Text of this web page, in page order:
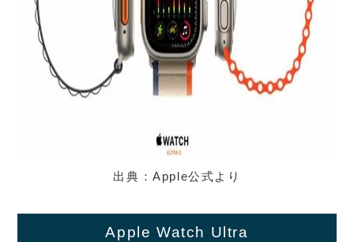
出典：Apple公式より
Apple Watch Ultra